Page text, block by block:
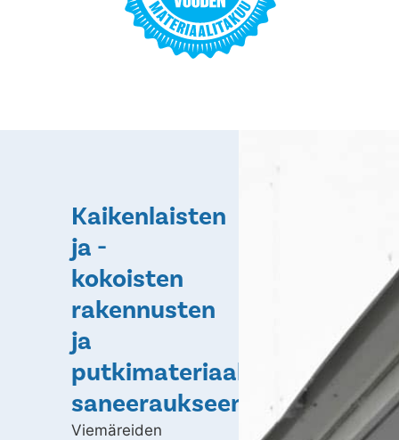
Kaikenlaisten
ja -
kokoisten
rakennusten
ja
putkimateriaalien
saneeraukseen
Viemäreiden